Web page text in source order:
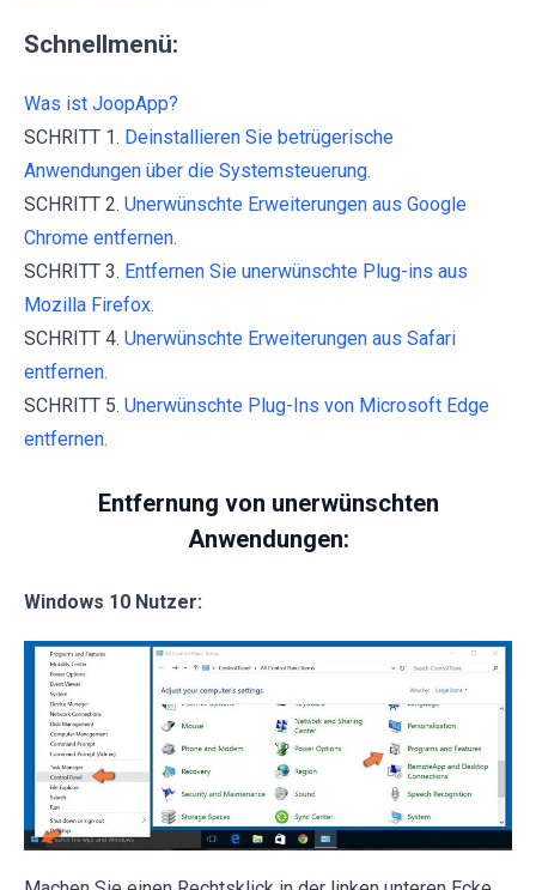
Schnellmenü:
Was ist JoopApp?
SCHRITT 1. Deinstallieren Sie betrügerische
Anwendungen über die Systemsteuerung.
SCHRITT 2. Unerwünschte Erweiterungen aus Google
Chrome entfernen.
SCHRITT 3. Entfernen Sie unerwünschte Plug-ins aus
Mozilla Firefox.
SCHRITT 4. Unerwünschte Erweiterungen aus Safari
entfernen.
SCHRITT 5. Unerwünschte Plug-Ins von Microsoft Edge
entfernen.
Entfernung von unerwünschten
Anwendungen:
Windows 10 Nutzer: